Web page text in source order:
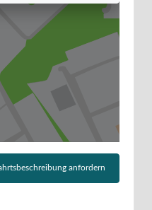
anfordern